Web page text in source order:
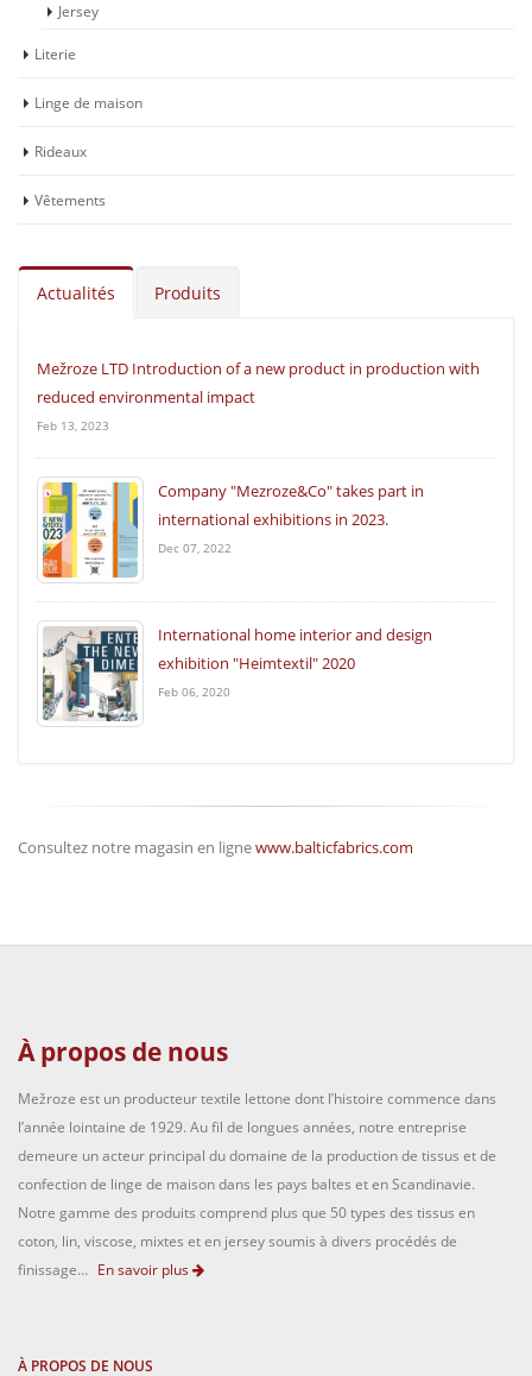
Jersey
Literie
Linge de maison
Rideaux
Vêtements
Actualités Produits
Mežroze LTD Introduction of a new product in production with
reduced environmental impact
Feb 13, 2023
Сompany "Mezroze&Co" takes part in
international exhibitions in 2023.
Dec 07, 2022
International home interior and design
exhibition "Heimtextil" 2020
Feb 06, 2020
Consultez notre magasin en lignewww.balticfabrics.com
À propos de nous
Mežroze est un producteur textile lettone dont l’histoire commence dans
l’année lointaine de 1929. Au fil de longues années, notre entreprise
demeure un acteur principal du domaine de la production de tissus et de
confection de linge de maison dans les pays baltes et en Scandinavie.
Notre gamme des produits comprend plus que 50 types des tissus en
coton, lin, viscose, mixtes et en jersey soumis à divers procédés de
finissage…
En savoir plus
À PROPOS DE NOUS